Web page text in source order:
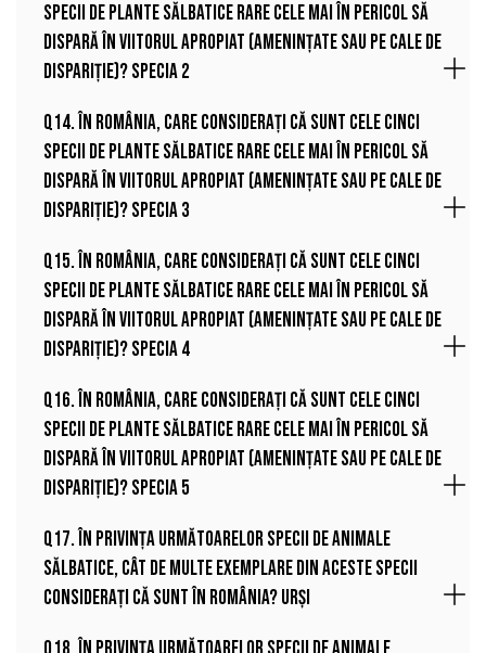
specii de plante sălbatice rare cele mai în pericol să
dispară în viitorul apropiat (amenințate sau pe cale de
dispariție)? Specia 2
Q14. În România, care considerați că sunt cele cinci
specii de plante sălbatice rare cele mai în pericol să
dispară în viitorul apropiat (amenințate sau pe cale de
dispariție)? Specia 3
Q15. În România, care considerați că sunt cele cinci
specii de plante sălbatice rare cele mai în pericol să
dispară în viitorul apropiat (amenințate sau pe cale de
dispariție)? Specia 4
Q16. În România, care considerați că sunt cele cinci
specii de plante sălbatice rare cele mai în pericol să
dispară în viitorul apropiat (amenințate sau pe cale de
dispariție)? Specia 5
Q17. În privința următoarelor specii de animale
sălbatice, cât de multe exemplare din aceste specii
considerați că sunt în România? Urși